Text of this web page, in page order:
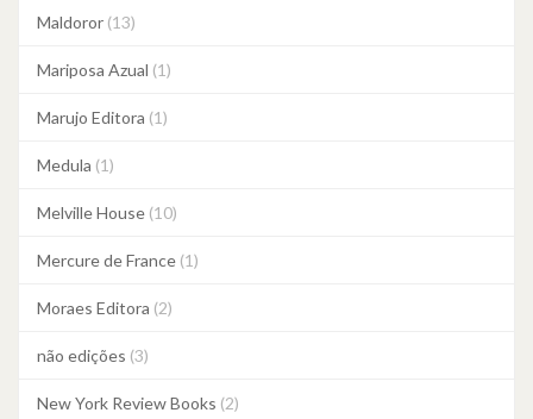
Maldoror (13)
Mariposa Azual (1)
Marujo Editora (1)
Medula (1)
Melville House (10)
Mercure de France (1)
Moraes Editora (2)
não edições (3)
New York Review Books (2)